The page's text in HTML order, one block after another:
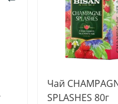
Чай
SPLASHES 80г